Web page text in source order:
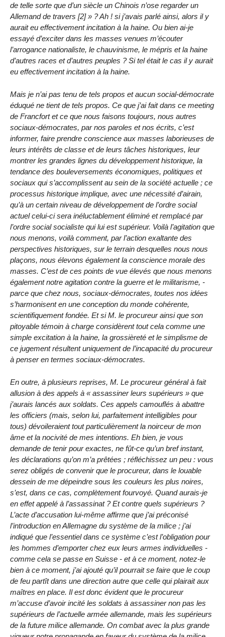
de telle sorte que d’un siècle un Chinois n’ose regarder un
Allemand de travers [2] » ? Ah ! si j’avais parlé ainsi, alors il y
aurait eu effectivement incitation à la haine. Ou bien ai-je
essayé d’exciter dans les masses venues m’écouter
l’arrogance nationaliste, le chauvinisme, le mépris et la haine
d’autres races et d’autres peuples ? Si tel était le cas il y aurait
eu effectivement incitation à la haine.
Mais je n’ai pas tenu de tels propos et aucun social-démocrate
éduqué ne tient de tels propos. Ce que j’ai fait dans ce meeting
de Francfort et ce que nous faisons toujours, nous autres
sociaux-démocrates, par nos paroles et nos écrits, c’est
informer, faire prendre conscience aux masses laborieuses de
leurs intérêts de classe et de leurs tâches historiques, leur
montrer les grandes lignes du développement historique, la
tendance des bouleversements économiques, politiques et
sociaux qui s’accomplissent au sein de la société actuelle ; ce
processus historique implique, avec une nécessité d’airain,
qu’à un certain niveau de développement de l’ordre social
actuel celui-ci sera inéluctablement éliminé et remplacé par
l’ordre social socialiste qui lui est supérieur. Voilà l’agitation que
nous menons, voilà comment, par l’action exaltante des
perspectives historiques, sur le terrain desquelles nous nous
plaçons, nous élevons également la conscience morale des
masses. C’est de ces points de vue élevés que nous menons
également notre agitation contre la guerre et le militarisme, -
parce que chez nous, sociaux-démocrates, toutes nos idées
s’harmonisent en une conception du monde cohérente,
scientifiquement fondée. Et si M. le procureur ainsi que son
pitoyable témoin à charge considèrent tout cela comme une
simple excitation à la haine, la grossièreté et le simplisme de
ce jugement résultent uniquement de l’incapacité du procureur
à penser en termes sociaux-démocrates.
En outre, à plusieurs reprises, M. Le procureur général à fait
allusion à des appels à « assassiner leurs supérieurs » que
j’aurais lancés aux soldats. Ces appels camouflés à abattre
les officiers (mais, selon lui, parfaitement intelligibles pour
tous) dévoileraient tout particulièrement la noirceur de mon
âme et la nocivité de mes intentions. Eh bien, je vous
demande de tenir pour exactes, ne fût-ce qu’un bref instant,
les déclarations qu’on m’a prêtées ; réfléchissez un peu : vous
serez obligés de convenir que le procureur, dans le louable
dessein de me dépeindre sous les couleurs les plus noires,
s’est, dans ce cas, complètement fourvoyé. Quand aurais-je
en effet appelé à l’assassinat ? Et contre quels supérieurs ?
L’acte d’accusation lui-même affirme que j’ai préconisé
l’introduction en Allemagne du système de la milice ; j’ai
indiqué que l’essentiel dans ce système c’est l’obligation pour
les hommes d’emporter chez eux leurs armes individuelles -
comme cela se passe en Suisse - et à ce moment, notez-le
bien à ce moment, j’ai ajouté qu’il pourrait se faire que le coup
de feu partît dans une direction autre que celle qui plairait aux
maîtres en place. Il est donc évident que le procureur
m’accuse d’avoir incité les soldats à assassiner non pas les
supérieurs de l’actuelle armée allemande, mais les supérieurs
de la future milice allemande. On combat avec la plus grande